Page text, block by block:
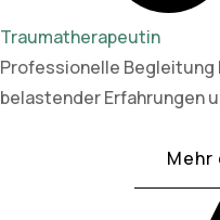
Traumatherapeutin
Professionelle Begleitung
belastender Erfahrungen
Mehr